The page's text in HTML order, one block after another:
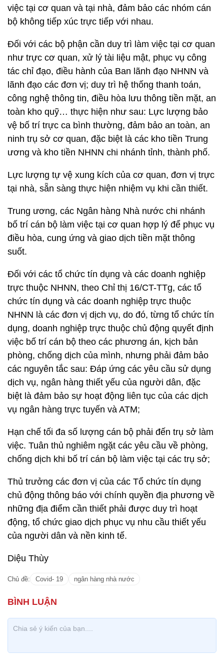
việc tại cơ quan và tại nhà, đảm bảo các nhóm cán
bộ không tiếp xúc trực tiếp với nhau.
Đối với các bộ phận cần duy trì làm việc tại cơ quan
như trực cơ quan, xử lý tài liệu mật, phục vụ công
tác chỉ đạo, điều hành của Ban lãnh đạo NHNN và
lãnh đạo các đơn vị; duy trì hệ thống thanh toán,
công nghệ thông tin, điều hòa lưu thông tiền mặt, an
toàn kho quỹ… thực hiện như sau: Lực lượng bảo
vệ bố trí trực ca bình thường, đảm bảo an toàn, an
ninh trụ sở cơ quan, đặc biệt là các kho tiền Trung
ương và kho tiền NHNN chi nhánh tỉnh, thành phố.
Lực lượng tự vệ xung kích của cơ quan, đơn vị trực
tại nhà, sẵn sàng thực hiện nhiệm vụ khi cần thiết.
Trung ương, các Ngân hàng Nhà nước chi nhánh
bố trí cán bộ làm việc tại cơ quan hợp lý để phục vụ
điều hòa, cung ứng và giao dịch tiền mặt thông
suốt.
Đối với các tổ chức tín dụng và các doanh nghiệp
trực thuộc NHNN, theo Chỉ thị 16/CT-TTg, các tổ
chức tín dụng và các doanh nghiệp trực thuộc
NHNN là các đơn vị dịch vụ, do đó, từng tổ chức tín
dụng, doanh nghiệp trực thuộc chủ động quyết định
việc bố trí cán bộ theo các phương án, kịch bản
phòng, chống dịch của mình, nhưng phải đảm bảo
các nguyên tắc sau: Đáp ứng các yêu cầu sử dụng
dịch vụ, ngân hàng thiết yếu của người dân, đặc
biệt là đảm bảo sự hoạt động liên tục của các dịch
vụ ngân hàng trực tuyến và ATM;
Hạn chế tối đa số lượng cán bộ phải đến trụ sở làm
việc. Tuân thủ nghiêm ngặt các yêu cầu về phòng,
chống dịch khi bố trí cán bộ làm việc tại các trụ sở;
Thủ trưởng các đơn vị của các Tổ chức tín dụng
chủ động thông báo với chính quyền địa phương về
những địa điểm cần thiết phải được duy trì hoạt
động, tổ chức giao dịch phục vụ nhu cầu thiết yếu
của người dân và nền kinh tế.
Diệu Thùy
Chủ đề: Covid- 19 ngân hàng nhà nước